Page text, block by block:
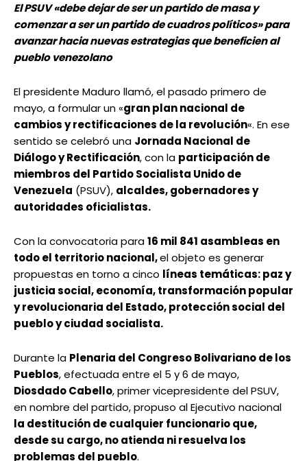
El PSUV «debe dejar de ser un partido de masa y
comenzar a ser un partido de cuadros políticos» para
avanzar hacia nuevas estrategias que beneficien al
pueblo venezolano
El presidente Maduro llamó, el pasado primero de
mayo, a formular un «gran plan nacional de
cambios y rectificaciones de la revolución«. En ese
sentido se celebró una Jornada Nacional de
Diálogo y Rectificación, con la participación de
miembros del Partido Socialista Unido de
Venezuela (PSUV), alcaldes, gobernadores y
autoridades oficialistas.
Con la convocatoria para16 mil 841 asambleas en
todo el territorio nacional,el objeto es generar
propuestas en torno a cinco líneas temáticas: paz y
justicia social, economía, transformación popular
y revolucionaria del Estado, protección social del
pueblo y ciudad socialista.
Durante la Plenaria del Congreso Bolivariano de los
Pueblos, efectuada entre el 5 y 6 de mayo,
Diosdado Cabello, primer vicepresidente del PSUV,
en nombre del partido, propuso al Ejecutivo nacional
la destitución de cualquier funcionario que,
desde su cargo, no atienda ni resuelva los
problemas del pueblo.